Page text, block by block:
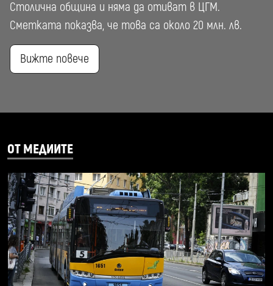
Столична община и няма да отиват в ЦГМ.
Сметката показва, че това са около 20 млн. лв.
Вижте повече
ОТ МЕДИИТЕ